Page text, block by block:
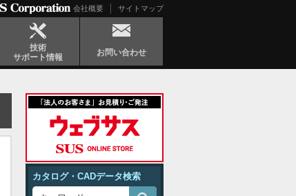
会社概要 サイトマップ
技術
サポート情報
お問い合わせ
カタログ・CADデータ検索